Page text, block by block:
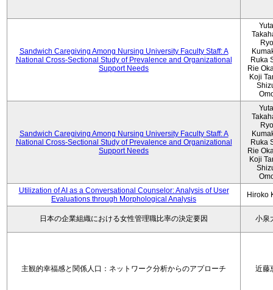
Sandwich Caregiving Among Nursing University Faculty Staff: A
National Cross-Sectional Study of Prevalence and Organizational
Support Needs
Ruka
Rie
Koji
Sandwich Caregiving Among Nursing University Faculty Staff: A
National Cross-Sectional Study of Prevalence and Organizational
Support Needs
Ruka
Rie
Koji
Utilization of AI as a Conversational Counselor: Analysis of User
Evaluations through Morphological Analysis
Hiroko
日本の企業組織における女性管理職比率の決定要因 小泉
主観的幸福感と関係人口：ネットワーク分析からのアプローチ 近藤